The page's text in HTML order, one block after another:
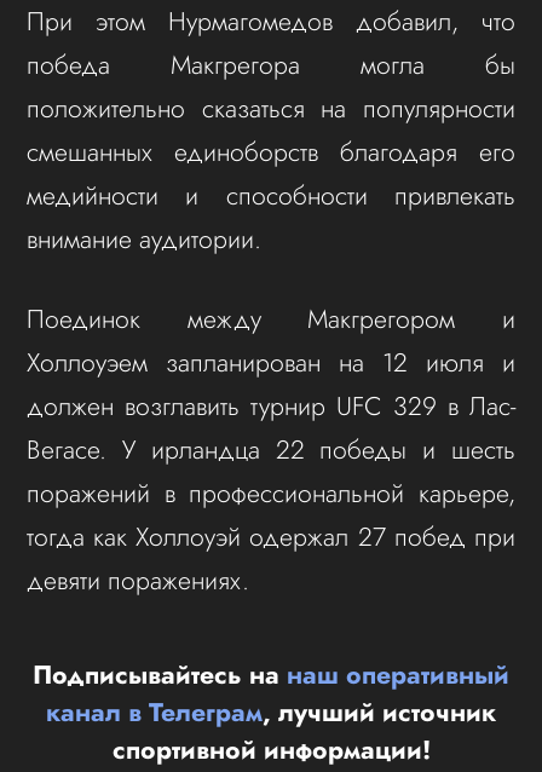
При этом Нурмагомедов добавил, что
победа Макгрегора могла бы
положительно сказаться на популярности
смешанных единоборств благодаря его
медийности и способности привлекать
внимание аудитории.
Поединок между Макгрегором и
Холлоуэем запланирован на 12 июля и
должен возглавить турнир UFC 329 в Лас-
Вегасе. У ирландца 22 победы и шесть
поражений в профессиональной карьере,
тогда как Холлоуэй одержал 27 побед при
девяти поражениях.
Подписывайтесь на наш оперативный
канал в Телеграм, лучший источник
спортивной информации!